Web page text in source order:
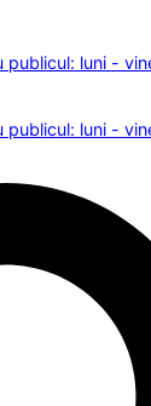
publicul: luni -
publicul: luni -